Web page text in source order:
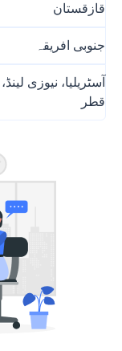
قازقستان
جنوبی افریقہ
آسٹریلیا، نیوزی
قطر